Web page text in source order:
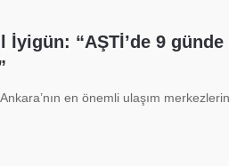
“AŞTİ’de 9 günde
en önemli ulaşım